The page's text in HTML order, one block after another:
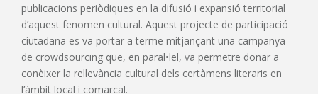
publicacions periòdiques en la difusió i expansió territorial
d’aquest fenomen cultural. Aquest projecte de participació
ciutadana es va portar a terme mitjançant una campanya
de crowdsourcing que, en paral•lel, va permetre donar a
conèixer la rellevància cultural dels certàmens literaris en
l’àmbit local i comarcal.